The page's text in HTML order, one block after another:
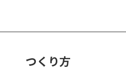
つくり方